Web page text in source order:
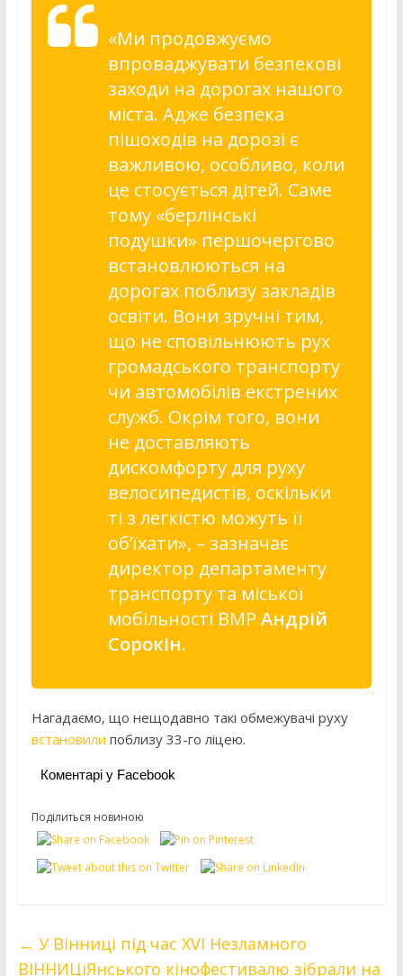
«Ми продовжуємо
впроваджувати безпекові
заходи на дорогах нашого
міста. Адже безпека
пішоходів на дорозі є
важливою, особливо, коли
це стосується дітей. Саме
тому «берлінські
подушки» першочергово
встановлюються на
дорогах поблизу закладів
освіти. Вони зручні тим,
що не сповільнюють рух
громадського транспорту
чи автомобілів екстрених
служб. Окрім того, вони
не доставляють
дискомфорту для руху
велосипедистів, оскільки
ті з легкістю можуть її
об’їхати», – зазначає
директор департаменту
транспорту та міської
мобільності ВМР Андрій
Сорокін.
Нагадаємо, що нещодавно такі обмежувачі руху
встановили поблизу 33-го ліцею.
Коментарі у Facebook
Поділиться новиною
← У Вінниці під час XVI Незламного
ВІННИЦіЯнського кінофестивалю зібрали на